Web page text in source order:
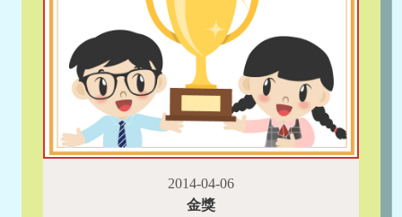
2014-04-06
金獎